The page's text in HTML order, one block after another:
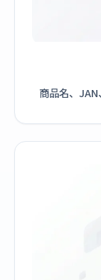
商品名、JAN